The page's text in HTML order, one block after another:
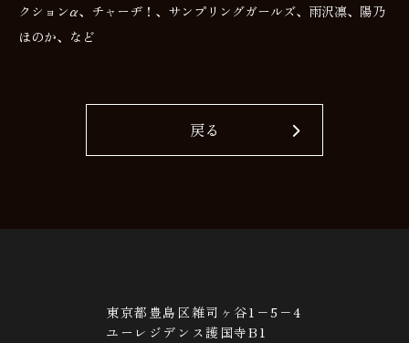
クションα、チャーヂ！、サンプリングガールズ、雨沢凛、陽乃
ほのか、など
戻る
東京都豊島区雑司ヶ谷1−5−4
ユーレジデンス護国寺B1